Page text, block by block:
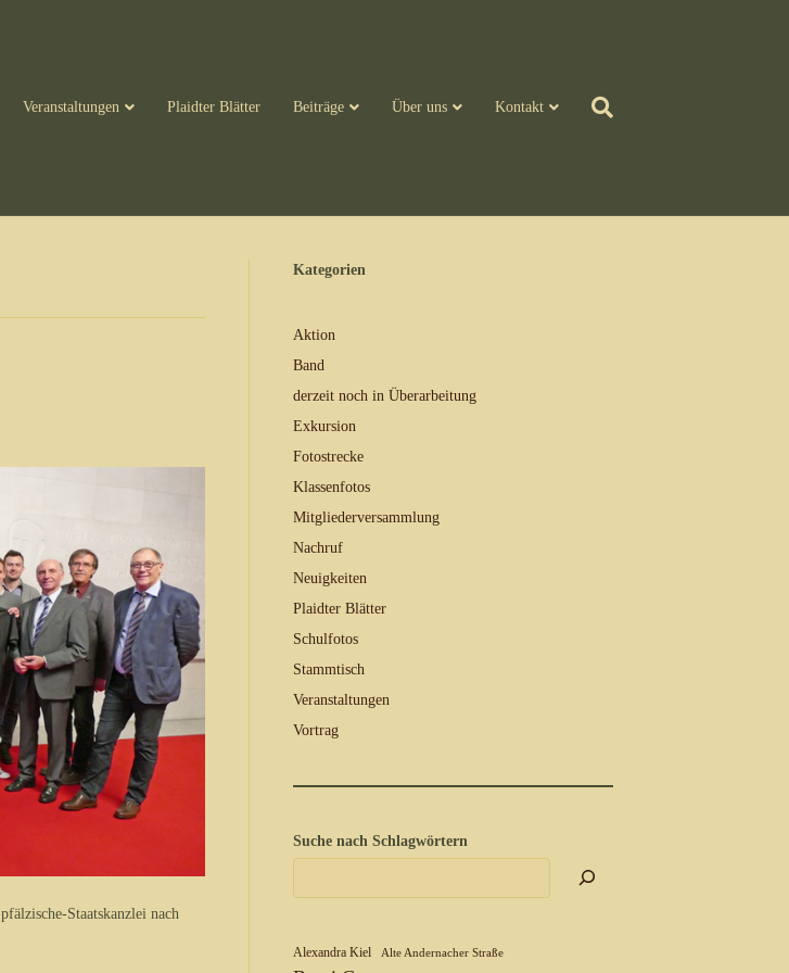
Veranstaltungen Plaidter Blätter Beiträge Über uns Kontakt
Staatskanzlei nach
Kategorien
Aktion
Band
derzeit noch in Überarbeitung
Exkursion
Fotostrecke
Klassenfotos
Mitgliederversammlung
Nachruf
Neuigkeiten
Plaidter Blätter
Schulfotos
Stammtisch
Veranstaltungen
Vortrag
Suche nach Schlagwörtern
Alexandra Kiel Alte Andernacher Straße